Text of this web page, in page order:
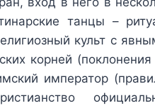
танцы –
культ с
корней
император